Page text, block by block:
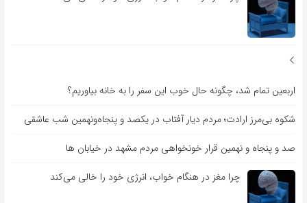
اربعین تمام شد، چگونه حال خوب این سفر را به خانه بیاوریم؟
شکوه بی‌مرز ارادت؛ مردم دیار آفتاب در یکصد و پنجاه‌ونهمین شب عاشقی
صد و پنجاه و نهمین قرار خونخواهی مردم مشهد در خیابان ها
چرا مغز در هنگام خواب، انرژی خود را خالی می‌کند